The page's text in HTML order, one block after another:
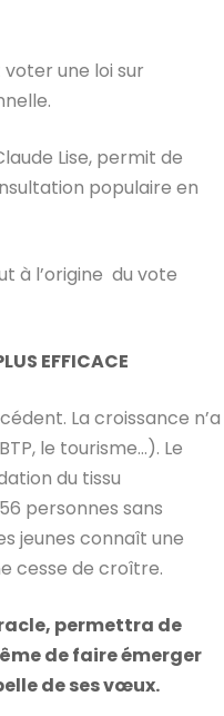
une loi sur
Lise, permit de
populaire en
à l’origine du vote
EFFICACE
La croissance n’a
le tourisme…). Le
du tissu
personnes sans
jeunes connaît une
cesse de croître.
permettra de
de faire émerger
de ses vœux.